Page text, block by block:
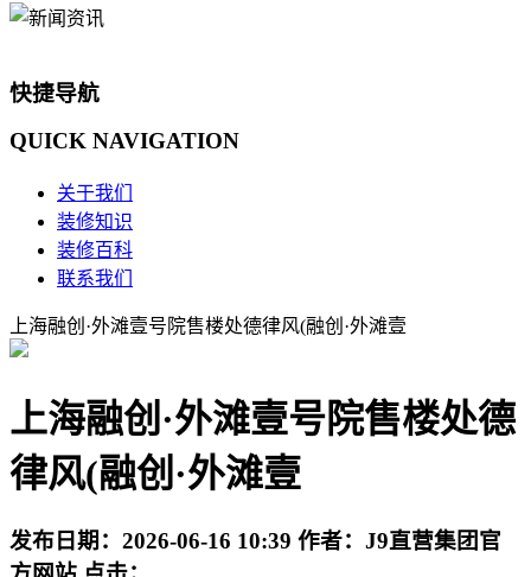
快捷导航
QUICK NAVIGATION
关于我们
装修知识
装修百科
联系我们
上海融创·外滩壹号院售楼处德律风(融创·外滩壹
上海融创·外滩壹号院售楼处德
律风(融创·外滩壹
发布日期： 2026-06-16 10:39 作者： J9直营集团官